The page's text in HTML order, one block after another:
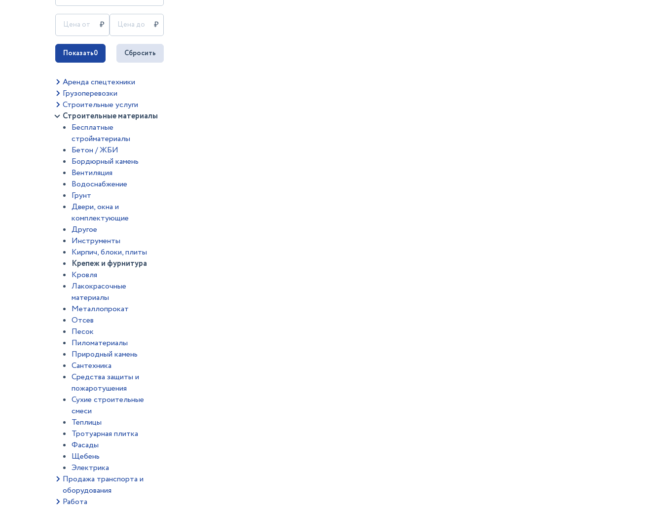
Показать0 Сбросить
Аренда спецтехники
Грузоперевозки
Строительные услуги
Строительные материалы
Бесплатные
стройматериалы
Бетон / ЖБИ
Бордюрный камень
Вентиляция
Водоснабжение
Грунт
Двери, окна и
комплектующие
Другое
Инструменты
Кирпич, блоки, плиты
Крепеж и фурнитура
Кровля
Лакокрасочные
материалы
Металлопрокат
Отсев
Песок
Пиломатериалы
Природный камень
Сантехника
Средства защиты и
пожаротушения
Сухие строительные
смеси
Теплицы
Тротуарная плитка
Фасады
Щебень
Электрика
Продажа транспорта и
оборудования
Работа